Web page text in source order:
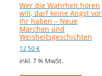
Wer die Wahrheit hören
will, darf keine Angst vor
ihr haben – Neue
Märchen und
Weisheitsgeschichten
12,50€
inkl. 7 % MwSt.